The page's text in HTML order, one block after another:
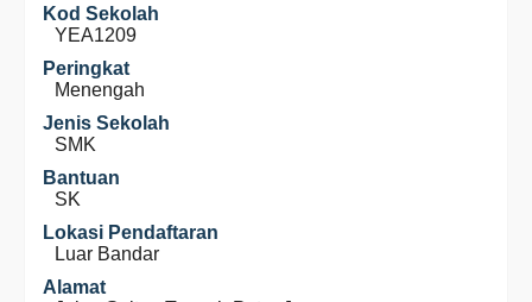
Kod Sekolah
YEA1209
Peringkat
Menengah
Jenis Sekolah
SMK
Bantuan
SK
Lokasi Pendaftaran
Luar Bandar
Alamat